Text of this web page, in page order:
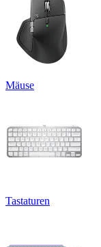
Mäuse
Tastaturen